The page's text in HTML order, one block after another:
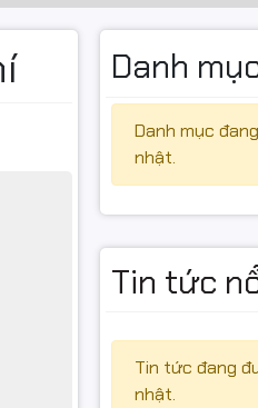
Danh
Danh mục
nhật.
Tin tức
Tin tức đang
nhật.